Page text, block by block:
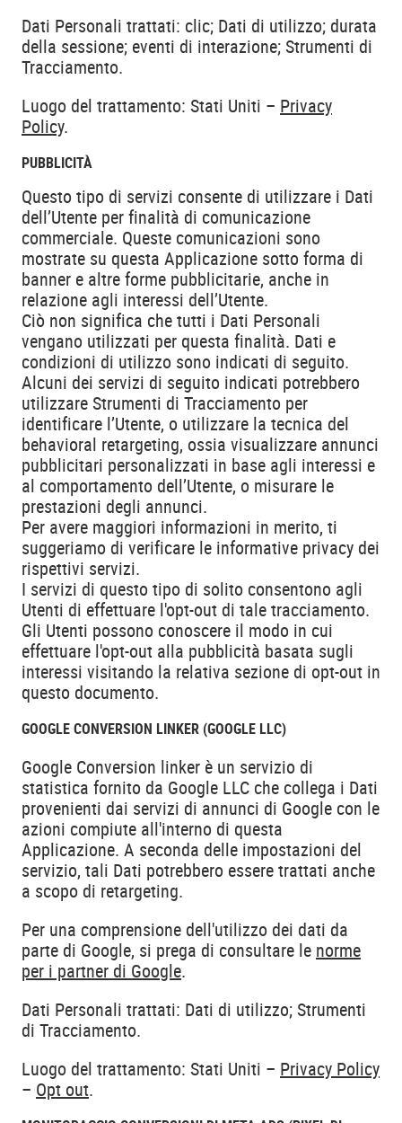
Dati Personali trattati: clic; Dati di utilizzo; durata
della sessione; eventi di interazione; Strumenti di
Tracciamento.
Luogo del trattamento: Stati Uniti – Privacy
Policy.
PUBBLICITÀ
Questo tipo di servizi consente di utilizzare i Dati
dell’Utente per finalità di comunicazione
commerciale. Queste comunicazioni sono
mostrate su questa Applicazione sotto forma di
banner e altre forme pubblicitarie, anche in
relazione agli interessi dell’Utente.
Ciò non significa che tutti i Dati Personali
vengano utilizzati per questa finalità. Dati e
condizioni di utilizzo sono indicati di seguito.
Alcuni dei servizi di seguito indicati potrebbero
utilizzare Strumenti di Tracciamento per
identificare l’Utente, o utilizzare la tecnica del
behavioral retargeting, ossia visualizzare annunci
pubblicitari personalizzati in base agli interessi e
al comportamento dell’Utente, o misurare le
prestazioni degli annunci.
Per avere maggiori informazioni in merito, ti
suggeriamo di verificare le informative privacy dei
rispettivi servizi.
I servizi di questo tipo di solito consentono agli
Utenti di effettuare l'opt-out di tale tracciamento.
Gli Utenti possono conoscere il modo in cui
effettuare l'opt-out alla pubblicità basata sugli
interessi visitando la relativa sezione di opt-out in
questo documento.
GOOGLE CONVERSION LINKER (GOOGLE LLC)
Google Conversion linker è un servizio di
statistica fornito da Google LLC che collega i Dati
provenienti dai servizi di annunci di Google con le
azioni compiute all'interno di questa
Applicazione. A seconda delle impostazioni del
servizio, tali Dati potrebbero essere trattati anche
a scopo di retargeting.
Per una comprensione dell'utilizzo dei dati da
parte di Google, si prega di consultare le norme
per i partner di Google.
Dati Personali trattati: Dati di utilizzo; Strumenti
di Tracciamento.
Luogo del trattamento: Stati Uniti – Privacy Policy
– Opt out.